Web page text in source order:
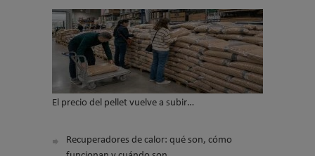
El precio del pellet vuelve a subir…
Recuperadores de calor: qué son, cómo